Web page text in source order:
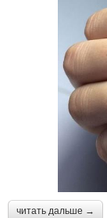
читать дальше →